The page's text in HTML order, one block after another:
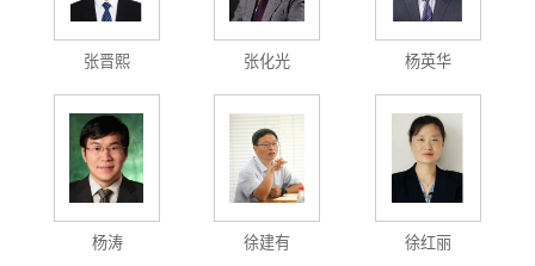
张晋熙 张化光 杨英华
杨涛 徐建有 徐红丽